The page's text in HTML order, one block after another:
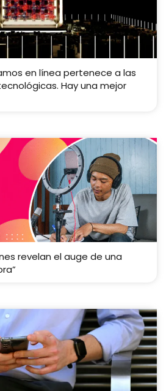
en línea pertenece a las
Hay una mejor
revelan el auge de una